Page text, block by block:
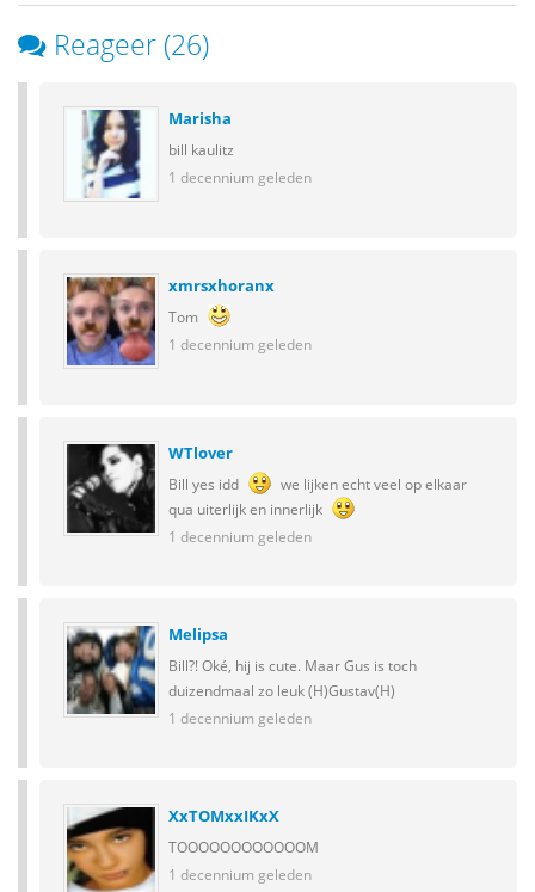
Reageer (26)
Marisha
bill kaulitz
1 decennium geleden
xmrsxhoranx
Tom
1 decennium geleden
WTlover
Bill yes idd
we lijken echt veel op elkaar
qua uiterlijk en innerlijk
1 decennium geleden
Melipsa
Bill?! Oké, hij is cute. Maar Gus is toch
duizendmaal zo leuk (H)Gustav(H)
1 decennium geleden
XxTOMxxIKxX
TOOOOOOOOOOOOM
1 decennium geleden